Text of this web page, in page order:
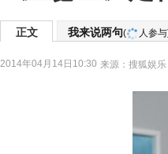
正文 我来说两句( 人参
2014年04月14日10:30 来源： 搜狐娱乐